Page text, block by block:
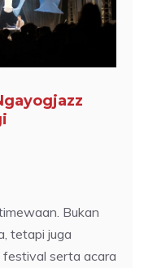
Bukan
tetapi juga
festival serta acara